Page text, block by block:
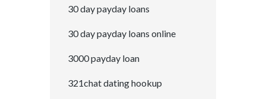
30 day payday loans
30 day payday loans online
3000 payday loan
321chat dating hookup